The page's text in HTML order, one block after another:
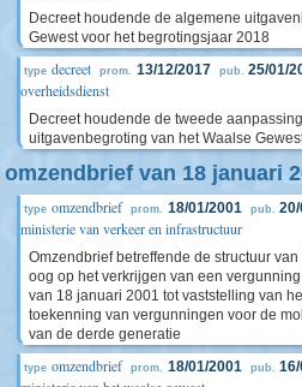
Decreet houdende de algemene
Gewest voor het begrotingsjaar 2018
type decreet prom. 13/12/2017 pub. 25/01/
overheidsdienst
Decreet houdende de tweede
uitgavenbegroting van het Waalse
omzendbrief van 18 januari
type omzendbrief prom. 18/01/2001 pub.
ministerie van verkeer en infrastructuur
Omzendbrief betreffende de structuur
oog op het verkrijgen van een
van 18 januari 2001 tot vaststelling van
toekenning van vergunningen voor de
van de derde generatie
type omzendbrief prom. 18/01/2001 pub.